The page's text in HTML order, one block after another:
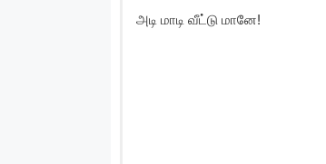
அடி மாடி வீட்டு மானே!